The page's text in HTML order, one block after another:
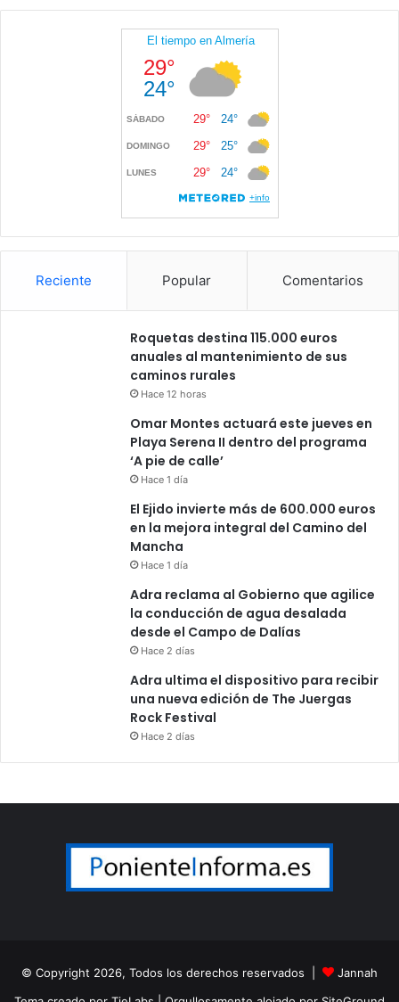
Reciente Popular Comentarios
Roquetas destina 115.000 euros
anuales al mantenimiento de sus
caminos rurales
Hace 12 horas
Omar Montes actuará este jueves en
Playa Serena II dentro del programa
‘A pie de calle’
Hace 1 día
El Ejido invierte más de 600.000 euros
en la mejora integral del Camino del
Mancha
Hace 1 día
Adra reclama al Gobierno que agilice
la conducción de agua desalada
desde el Campo de Dalías
Hace 2 días
Adra ultima el dispositivo para recibir
una nueva edición de The Juergas
Rock Festival
Hace 2 días
© Copyright 2026, Todos los derechos reservados |
Jannah